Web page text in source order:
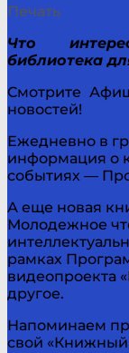
Печать
Что
библиотека
Смотрите
новостей!
Ежедневно в
информация о
событиях —
А еще новая
Молодежное
рамках
видеопроекта
другое.
Напоминаем
свой «Книжный